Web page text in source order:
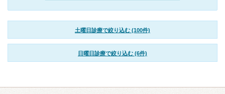
土曜日診療で絞り込む (100件)
日曜日診療で絞り込む (6件)